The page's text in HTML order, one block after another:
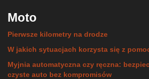
Moto
Pierwsze kilometry na drodze
W jakich sytuacjach korzysta się z
Myjnia automatyczna czy ręczna:
czyste auto bez kompromisów